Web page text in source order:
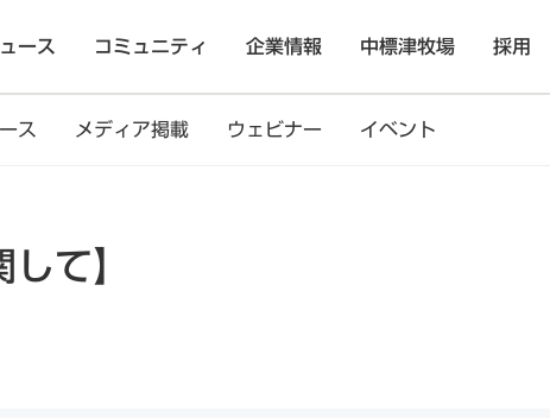
ース コミュニティ 企業情報 中標津牧場 採用
ス メディア掲載 ウェビナー イベント
て】